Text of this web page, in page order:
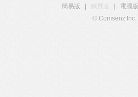
簡易版
觸屏版 電腦版
© Comsenz Inc.